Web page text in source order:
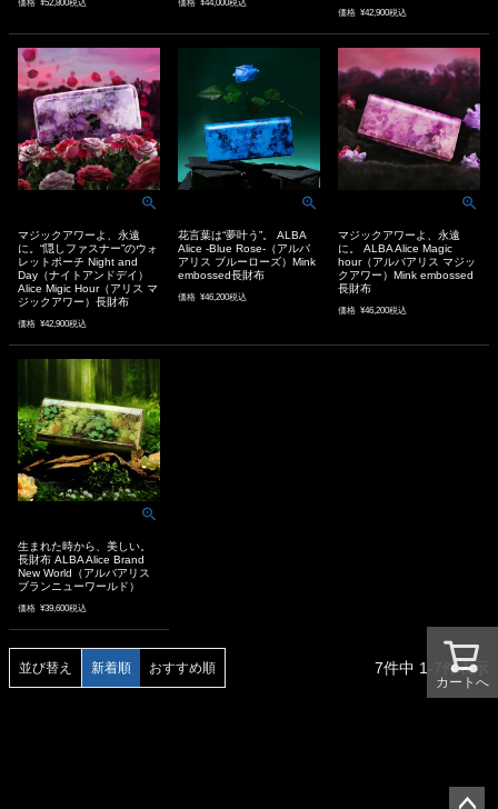
価格 ¥52,800税込 価格 ¥44,000税込
価格 ¥42,900税込
マジックアワーよ、永遠
に。“隠しファスナー”のウォ
レットポーチ Night and
Day（ナイトアンドデイ）
Alice Migic Hour（アリス マ
ジックアワー）長財布
価格 ¥42,900税込
花言葉は“夢叶う”。 ALBA
Alice -Blue Rose-（アルバ
アリス ブルーローズ）Mink
embossed長財布
価格 ¥46,200税込
マジックアワーよ、永遠
に。 ALBA Alice Magic
hour（アルバアリス マジッ
クアワー）Mink embossed
長財布
価格 ¥46,200税込
生まれた時から、美しい。
長財布 ALBA Alice Brand
New World（アルバアリス
ブランニューワールド）
価格 ¥39,600税込
並び替え 新着順 おすすめ順 7件中 1 -7件表示
カートへ